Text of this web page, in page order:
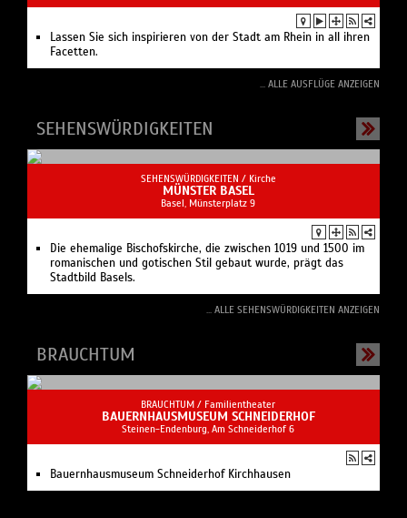
Lassen Sie sich inspirieren von der Stadt am Rhein in all ihren
Facetten.
... ALLE AUSFLÜGE ANZEIGEN
SEHENSWÜRDIGKEITEN
SEHENSWÜRDIGKEITEN / Kirche
MÜNSTER BASEL
Basel, Münsterplatz 9
Die ehemalige Bischofskirche, die zwischen 1019 und 1500 im
romanischen und gotischen Stil gebaut wurde, prägt das
Stadtbild Basels.
... ALLE SEHENSWÜRDIGKEITEN ANZEIGEN
BRAUCHTUM
BRAUCHTUM / Familientheater
BAUERNHAUSMUSEUM SCHNEIDERHOF
Steinen-Endenburg, Am Schneiderhof 6
Bauernhausmuseum Schneiderhof Kirchhausen